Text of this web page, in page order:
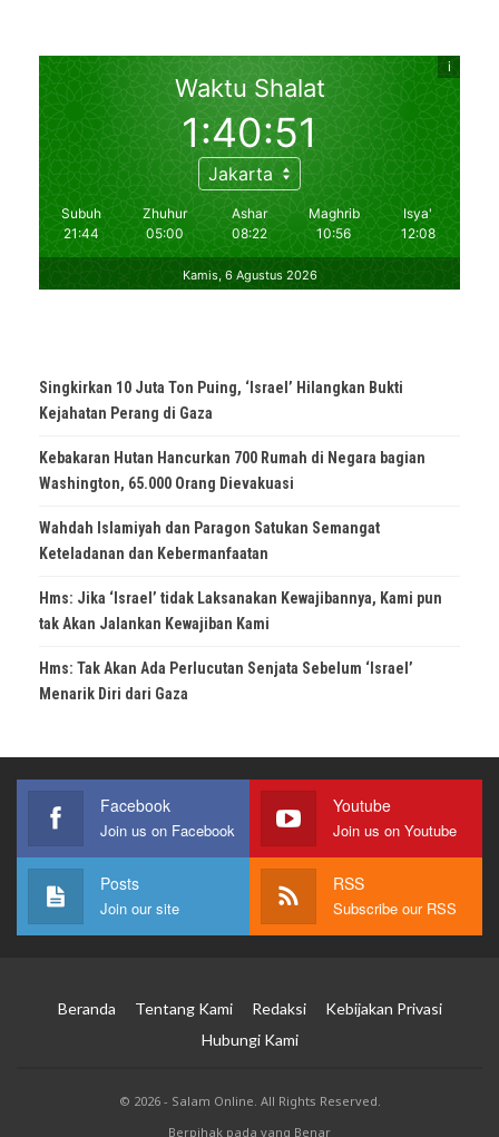
Singkirkan 10 Juta Ton Puing, ‘Israel’ Hilangkan Bukti
Kejahatan Perang di Gaza
Kebakaran Hutan Hancurkan 700 Rumah di Negara bagian
Washington, 65.000 Orang Dievakuasi
Wahdah Islamiyah dan Paragon Satukan Semangat
Keteladanan dan Kebermanfaatan
Hms: Jika ‘Israel’ tidak Laksanakan Kewajibannya, Kami pun
tak Akan Jalankan Kewajiban Kami
Hms: Tak Akan Ada Perlucutan Senjata Sebelum ‘Israel’
Menarik Diri dari Gaza
Facebook
Join us on Facebook
Youtube
Join us on Youtube
Posts
Join our site
RSS
Subscribe our RSS
Beranda Tentang Kami Redaksi
Kebijakan Privasi
Hubungi Kami
© 2026 - Salam Online. All Rights Reserved.
Berpihak pada yang Benar